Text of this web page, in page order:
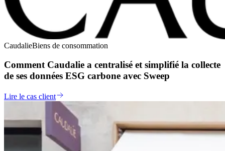
CaudalieBiens de consommation
Comment Caudalie a centralisé et simplifié la collecte
de ses données ESG carbone avec Sweep
Lire le cas client